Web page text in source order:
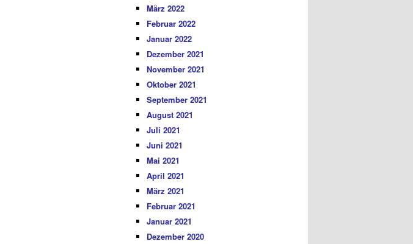
März 2022
Februar 2022
Januar 2022
Dezember 2021
November 2021
Oktober 2021
September 2021
August 2021
Juli 2021
Juni 2021
Mai 2021
April 2021
März 2021
Februar 2021
Januar 2021
Dezember 2020